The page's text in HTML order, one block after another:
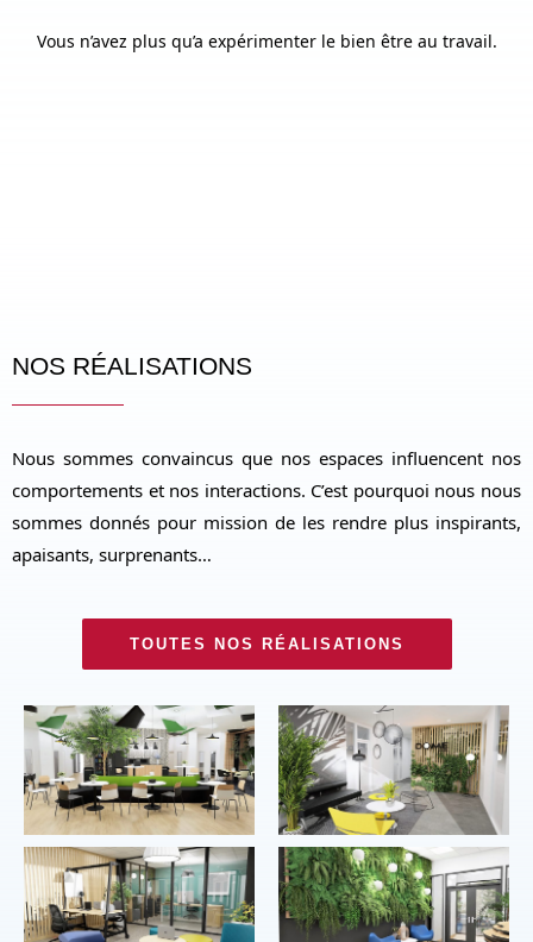
Vous n’avez plus qu’a expérimenter le bien être au travail.
NOS RÉALISATIONS
Nous sommes convaincus que nos espaces influencent nos
comportements et nos interactions. C’est pourquoi nous nous
sommes donnés pour mission de les rendre plus inspirants,
apaisants, surprenants…
TOUTES NOS RÉALISATIONS